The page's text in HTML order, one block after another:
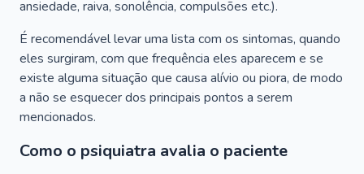
ansiedade, raiva, sonolência, compulsões etc.).
É recomendável levar uma lista com os sintomas, quando
eles surgiram, com que frequência eles aparecem e se
existe alguma situação que causa alívio ou piora, de modo
a não se esquecer dos principais pontos a serem
mencionados.
Como o psiquiatra avalia o paciente